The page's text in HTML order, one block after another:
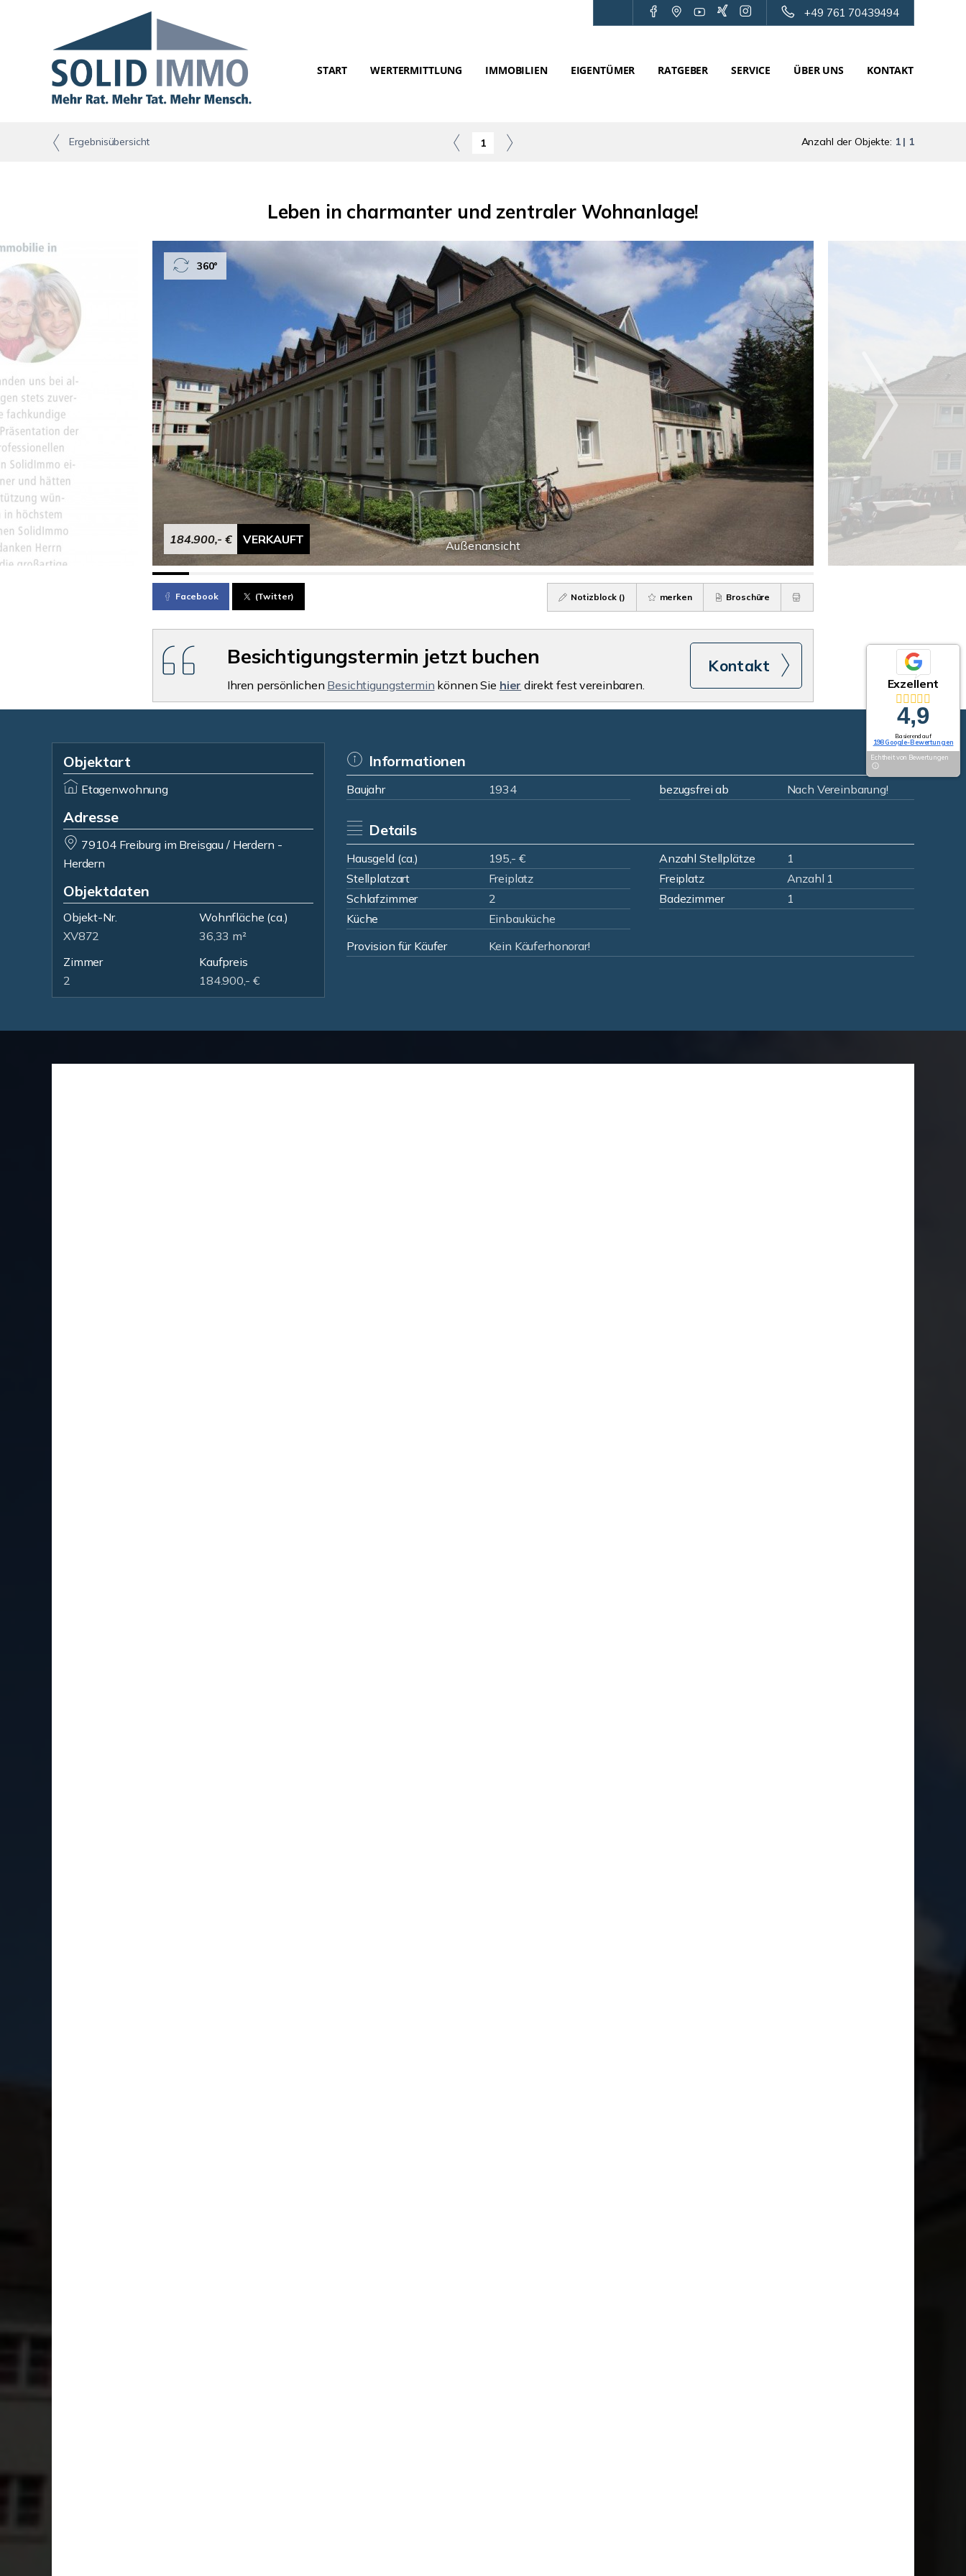
+49 761 70439494
START WERTERMITTLUNG IMMOBILIEN EIGENTÜMER RATGEBER SERVICE ÜBER UNS KONTAKT
Ergebnisübersicht 1 Anzahl der Objekte: 1 | 1
Leben in charmanter und zentraler Wohnanlage!
Außenansicht
184.900,- € VERKAUFT
360°
Facebook (Twitter) Notizblock () merken Broschüre
Besichtigungstermin jetzt buchen
Ihren persönlichen Besichtigungstermin können Sie hier direkt fest vereinbaren.
Kontakt
Objektart
Etagenwohnung
Adresse
79104 Freiburg im Breisgau / Herdern -
Herdern
Objektdaten
Objekt-Nr.
XV872
Wohnfläche (ca.)
36,33 m²
Zimmer
2
Kaufpreis
184.900,- €
Informationen
Baujahr 1934 bezugsfrei ab Nach Vereinbarung!
Details
Hausgeld (ca.) 195,- € Anzahl Stellplätze
1
Stellplatzart
Freiplatz Freiplatz
Anzahl 1
Schlafzimmer
2 Badezimmer
1
Küche
Einbauküche
Provision für Käufer
Kein Käuferhonorar!
Exzellent
4,9
Basierend auf
198 Google-Bewertungen
Echtheit von Bewertungen